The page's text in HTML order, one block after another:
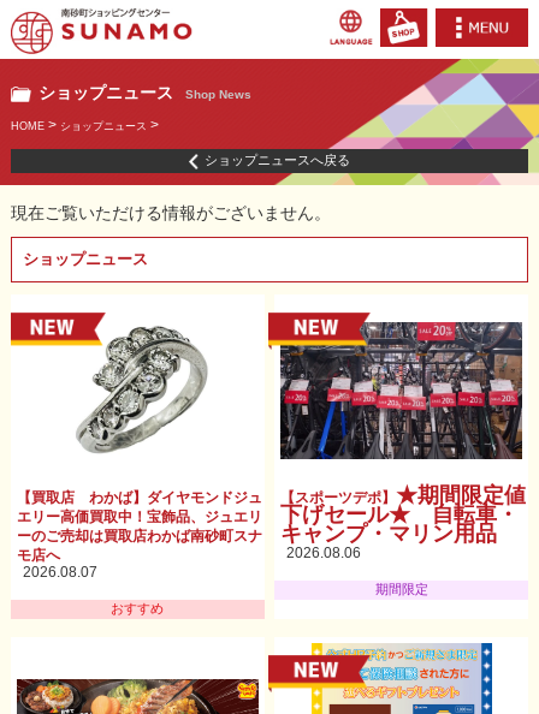
ショップニュース Shop News
HOME> ショップニュース >
ショップニュースへ戻る
現在ご覧いただける情報がございません。
ショップニュース
【買取店 わかば】ダイヤモンドジュ
エリー高価買取中！宝飾品、ジュエリ
ーのご売却は買取店わかば南砂町スナ
モ店へ
2026.08.07
おすすめ
【スポーツデポ】★期間限定値
下げセール★ 自転車・
キャンプ・マリン用品
2026.08.06
期間限定